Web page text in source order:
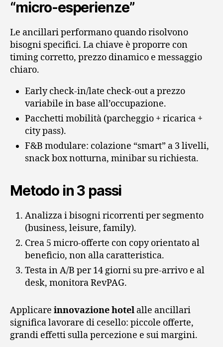
“micro‑esperienze”
Le ancillari performano quando risolvono
bisogni specifici. La chiave è proporre con
timing corretto, prezzo dinamico e messaggio
chiaro.
Early check‑in/late check‑out a prezzo
variabile in base all’occupazione.
Pacchetti mobilità (parcheggio + ricarica +
city pass).
F&B modulare: colazione “smart” a 3 livelli,
snack box notturna, minibar su richiesta.
Metodo in 3 passi
Analizza i bisogni ricorrenti per segmento
(business, leisure, family).
Crea 5 micro‑offerte con copy orientato al
beneficio, non alla caratteristica.
Testa in A/B per 14 giorni su pre‑arrivo e al
desk, monitora RevPAG.
Applicare innovazione hotel alle ancillari
significa lavorare di cesello: piccole offerte,
grandi effetti sulla percezione e sui margini.